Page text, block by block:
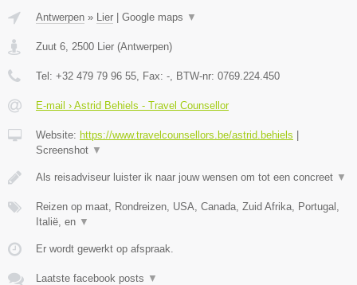
Antwerpen » Lier Google maps ▼
Zuut 6 2500 Lier (Antwerpen)
Tel: +32 479 79 96 55 , Fax: - , BTW-nr: 0769.224.450
E-mail › Astrid Behiels - Travel Counsellor
Website: https://www.travelcounsellors.be/astrid.behiels
Screenshot ▼
Als reisadviseur luister ik naar jouw wensen om tot een concreet ▼
Reizen op maat, Rondreizen, USA, Canada, Zuid Afrika, Portugal,
Italië, en ▼
Er wordt gewerkt op afspraak.
Laatste facebook posts ▼